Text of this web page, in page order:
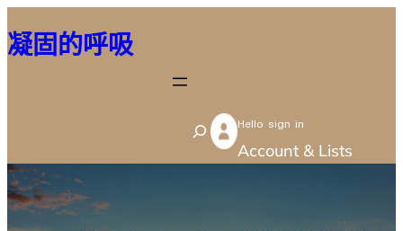
至
容
凝固的呼吸
S
e
Hello sign in
Account & Lists